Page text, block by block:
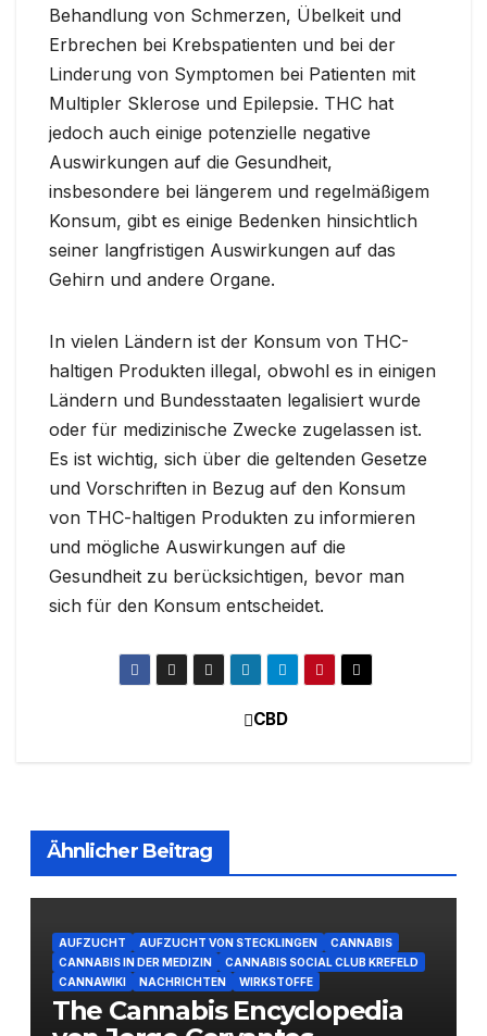
Behandlung von Schmerzen, Übelkeit und
Erbrechen bei Krebspatienten und bei der
Linderung von Symptomen bei Patienten mit
Multipler Sklerose und Epilepsie. THC hat
jedoch auch einige potenzielle negative
Auswirkungen auf die Gesundheit,
insbesondere bei längerem und regelmäßigem
Konsum, gibt es einige Bedenken hinsichtlich
seiner langfristigen Auswirkungen auf das
Gehirn und andere Organe.
In vielen Ländern ist der Konsum von THC-
haltigen Produkten illegal, obwohl es in einigen
Ländern und Bundesstaaten legalisiert wurde
oder für medizinische Zwecke zugelassen ist.
Es ist wichtig, sich über die geltenden Gesetze
und Vorschriften in Bezug auf den Konsum
von THC-haltigen Produkten zu informieren
und mögliche Auswirkungen auf die
Gesundheit zu berücksichtigen, bevor man
sich für den Konsum entscheidet.
Beitragsnavigation
CBD
Ähnlicher Beitrag
AUFZUCHT AUFZUCHT VON STECKLINGEN
CANNABIS
CANNABIS IN DER MEDIZIN
CANNABIS SOCIAL CLUB KREFELD
CANNAWIKI
NACHRICHTEN WIRKSTOFFE
The Cannabis Encyclopedia